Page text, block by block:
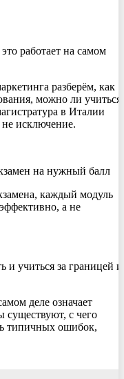
работает на самом
разберём, как
можно ли учиться
в Италии
исключение.
на нужный балл
каждый модуль
а не
и учиться за границей
деле означает
существуют, с чего
типичных ошибок,